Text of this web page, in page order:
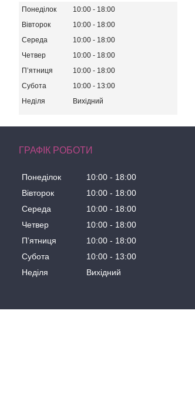
Понеділок 10:00
18:00
Вівторок
10:00
18:00
Середа
10:00
18:00
Четвер
10:00
18:00
Пʼятниця
10:00
18:00
Субота
10:00
13:00
Неділя
Вихідний
ГРАФІК РОБОТИ
Понеділок 10:00
18:00
Вівторок
10:00
18:00
Середа
10:00
18:00
Четвер
10:00
18:00
Пʼятниця
10:00
18:00
Субота
10:00
13:00
Неділя
Вихідний